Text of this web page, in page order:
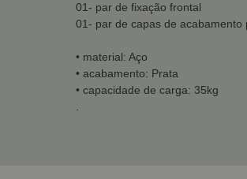
01- par de fixação frontal
01- par de capas de acabamento
• material: Aço
• acabamento: Prata
• capacidade de carga: 35kg